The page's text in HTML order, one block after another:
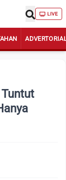
LIVE